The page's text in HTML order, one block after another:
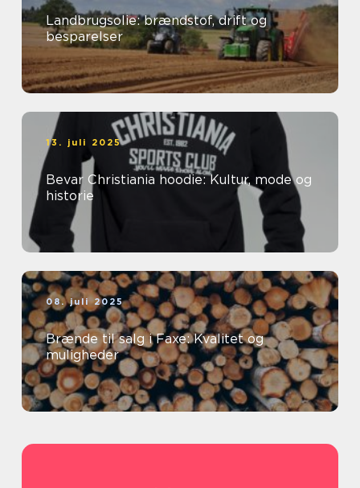
Landbrugsolie: brændstof, drift og
besparelser
13. juli 2025
Bevar Christiania hoodie: Kultur, mode og
historie
08. juli 2025
Brænde til salg i Faxe: Kvalitet og
muligheder